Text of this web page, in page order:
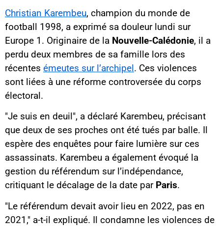
Christian Karembeu, champion du monde de
football 1998, a exprimé sa douleur lundi sur
Europe 1. Originaire de la Nouvelle-Calédonie, il a
perdu deux membres de sa famille lors des
récentes émeutes sur l’archipel. Ces violences
sont liées à une réforme controversée du corps
électoral.
"Je suis en deuil", a déclaré Karembeu, précisant
que deux de ses proches ont été tués par balle. Il
espère des enquêtes pour faire lumière sur ces
assassinats. Karembeu a également évoqué la
gestion du référendum sur l’indépendance,
critiquant le décalage de la date par Paris.
"Le référendum devait avoir lieu en 2022, pas en
2021," a-t-il expliqué. Il condamne les violences de